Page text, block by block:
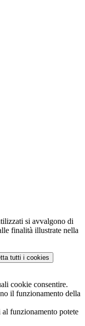
si avvalgono di
finalità illustrate nella
tutti i cookies
cookie consentire.
il funzionamento della
al funzionamento potete